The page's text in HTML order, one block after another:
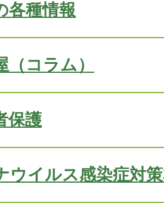
各種情報
コラム）
保護
ウイルス感染症対